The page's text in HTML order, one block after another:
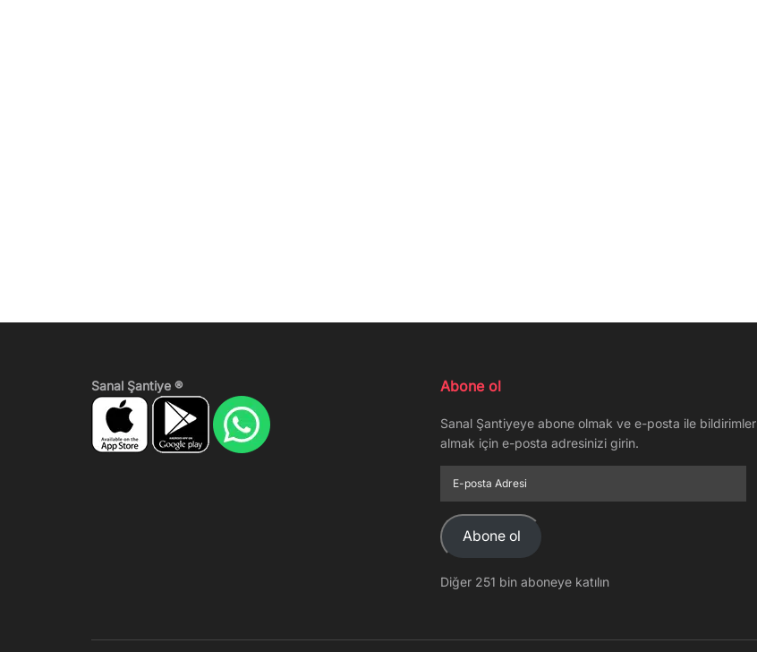
Sanal Şantiye ® Abone ol
Sanal Şantiyeye abone olmak ve e-posta ile bildirimler
almak için e-posta adresinizi girin.
posta
Adresi
Abone ol
Diğer 251 bin aboneye katılın